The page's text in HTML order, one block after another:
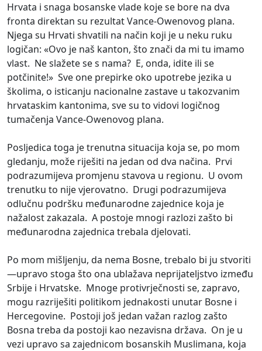
Hrvata i snaga bosanske vlade koje se bore na dva
fronta direktan su rezultat Vance-Owenovog plana.
Njega su Hrvati shvatili na način koji je u neku ruku
logičan: «Ovo je naš kanton, što znači da mi tu imamo
vlast. Ne slažete se s nama? E, onda, idite ili se
potčinite!» Sve one prepirke oko upotrebe jezika u
školima, o isticanju nacionalne zastave u takozvanim
hrvataskim kantonima, sve su to vidovi logičnog
tumačenja Vance-Owenovog plana.
Posljedica toga je trenutna situacija koja se, po mom
gledanju, može riješiti na jedan od dva načina. Prvi
podrazumijeva promjenu stavova u regionu. U ovom
trenutku to nije vjerovatno. Drugi podrazumijeva
odlučnu podršku međunarodne zajednice koja je
nažalost zakazala. A postoje mnogi razlozi zašto bi
međunarodna zajednica trebala djelovati.
Po mom mišljenju, da nema Bosne, trebalo bi ju stvoriti
—upravo stoga što ona ublažava neprijateljstvo između
Srbije i Hrvatske. Mnoge protivrječnosti se, zapravo,
mogu razriješiti politikom jednakosti unutar Bosne i
Hercegovine. Postoji još jedan važan razlog zašto
Bosna treba da postoji kao nezavisna država. On je u
vezi upravo sa zajednicom bosanskih Muslimana, koja